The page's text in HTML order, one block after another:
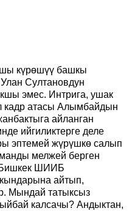
күрөшүү башкы
Султановдун
эмес. Интрига, ушак
кадр атасы Алымбайдын
айланган
ийгиликтерге деле
эптемей жүрүшкө салып
мелжей берген
Бишкек ШИИБ
айтып,
Мындай татыксыз
калсачы? Андыктан,